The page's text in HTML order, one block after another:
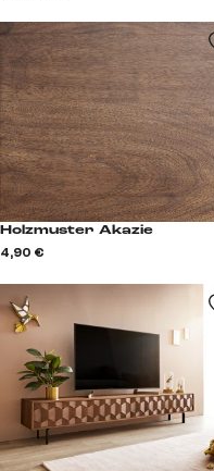
Holzmuster Akazie
4,90 €